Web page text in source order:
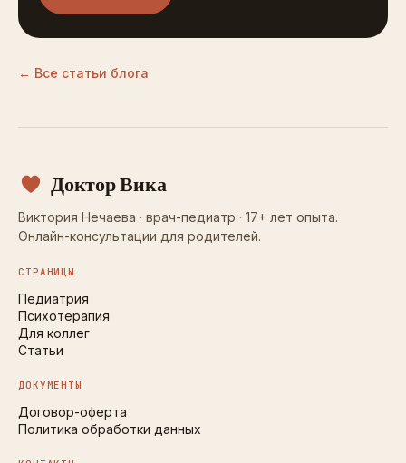
← Все статьи блога
Доктор Вика
Виктория Нечаева · врач-педиатр · 17+ лет опыта.
Онлайн-консультации для родителей.
СТРАНИЦЫ
Педиатрия
Психотерапия
Для коллег
Статьи
ДОКУМЕНТЫ
Договор-оферта
Политика обработки данных